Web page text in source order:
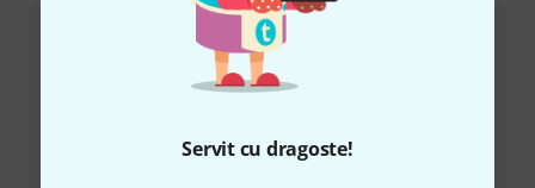
Servit cu dragoste!
Serviciul Clienți România